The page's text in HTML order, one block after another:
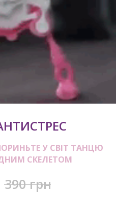
У СВІТ ТАНЦЮ
СКЕЛЕТОМ
390 грн